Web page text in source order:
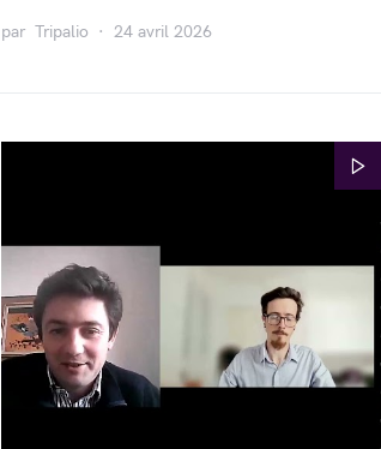
par Tripalio 24 avril 2026